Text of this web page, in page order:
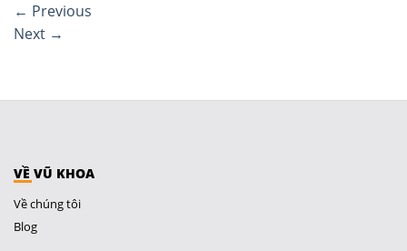
← Previous
Next →
VỀ VŨ KHOA
Về chúng tôi
Blog